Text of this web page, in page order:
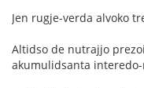
Jen rugje-verda alvoko
Altidso de nutrajjo
akumulidsanta